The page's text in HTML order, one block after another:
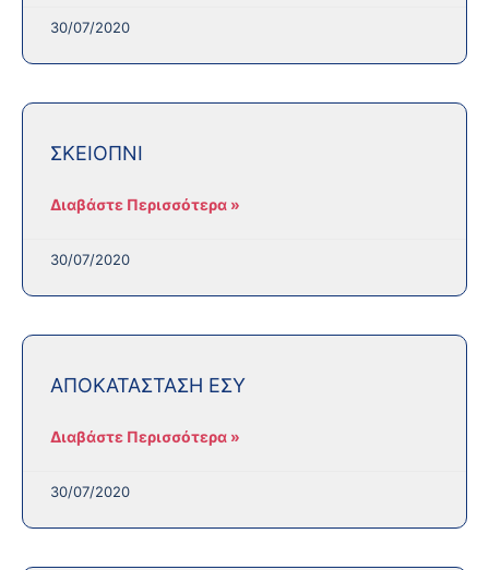
30/07/2020
ΣΚΕΙΟΠΝΙ
Διαβάστε Περισσότερα »
30/07/2020
ΑΠΟΚΑΤΑΣΤΑΣΗ ΕΣΥ
Διαβάστε Περισσότερα »
30/07/2020